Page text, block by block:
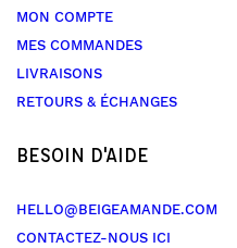
MON COMPTE
MES COMMANDES
LIVRAISONS
RETOURS & ÉCHANGES
BESOIN D'AIDE
HELLO@BEIGEAMANDE.COM
CONTACTEZ-NOUS ICI